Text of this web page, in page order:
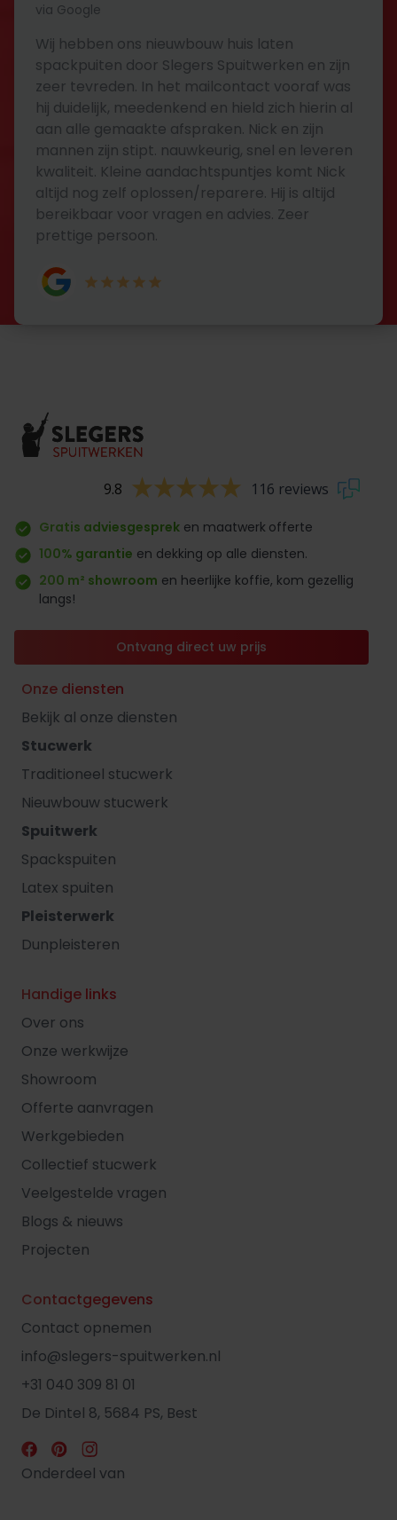
via Google
Wij hebben ons nieuwbouw huis laten
spackpuiten door Slegers Spuitwerken en zijn
zeer tevreden. In het mailcontact vooraf was
hij duidelijk, meedenkend en hield zich hierin al
aan alle gemaakte afspraken. Nick en zijn
mannen zijn stipt. nauwkeurig, snel en leveren
kwaliteit. Kleine aandachtspuntjes komt Nick
altijd nog zelf oplossen/reparere. Hij is altijd
bereikbaar voor vragen en advies. Zeer
prettige persoon.
9.8 116 reviews
Gratis adviesgesprek en maatwerk offerte
100% garantie en dekking op alle diensten.
200 m² showroom en heerlijke koffie, kom gezellig
langs!
Ontvang direct uw prijs
Onze diensten
Bekijk al onze diensten
Stucwerk
Traditioneel stucwerk
Nieuwbouw stucwerk
Spuitwerk
Spackspuiten
Latex spuiten
Pleisterwerk
Dunpleisteren
Handige links
Over ons
Onze werkwijze
Showroom
Offerte aanvragen
Werkgebieden
Collectief stucwerk
Veelgestelde vragen
Blogs & nieuws
Projecten
Contactgegevens
Contact opnemen
info@slegers-spuitwerken.nl
+31 040 309 81 01
De Dintel 8, 5684 PS, Best
Onderdeel van